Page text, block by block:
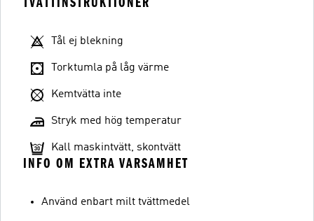
Tål ej blekning
Torktumla på låg värme
Kemtvätta inte
Stryk med hög temperatur
Kall maskintvätt, skontvätt
INFO OM EXTRA VARSAMHET
Använd enbart milt tvättmedel